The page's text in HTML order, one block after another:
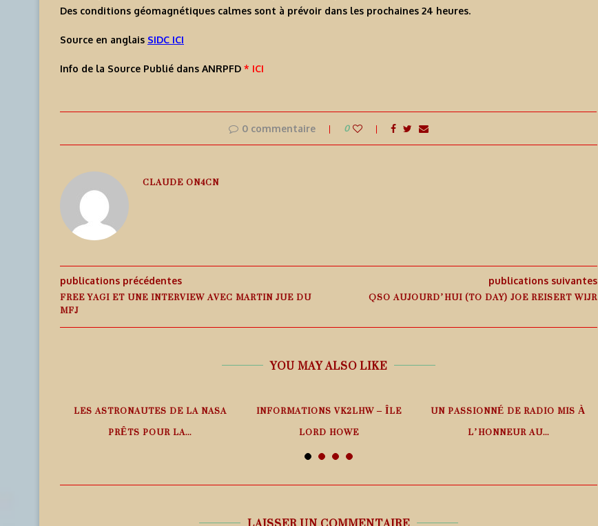
Des conditions géomagnétiques calmes sont à prévoir dans les prochaines 24 heures.
Source en anglais SIDC ICI
Info de la Source Publié dans ANRPFD * ICI
0 commentaire 0
CLAUDE ON4CN
publications précédentes
FREE YAGI ET UNE INTERVIEW AVEC MARTIN JUE DU
MFJ
publications suivantes
QSO AUJOURD’HUI (TO DAY) JOE REISERT W1JR
YOU MAY ALSO LIKE
LES ASTRONAUTES DE LA NASA
PRÊTS POUR LA...
INFORMATIONS VK2LHW – ÎLE
LORD HOWE
6 août 2026
UN PASSIONNÉ DE RADIO MIS À
L’HONNEUR AU...